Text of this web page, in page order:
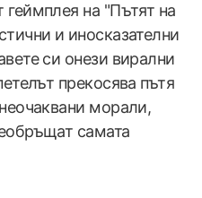
на "Пътят на
и иносказателни
си онези вирални
прекосява пътя
морали,
самата